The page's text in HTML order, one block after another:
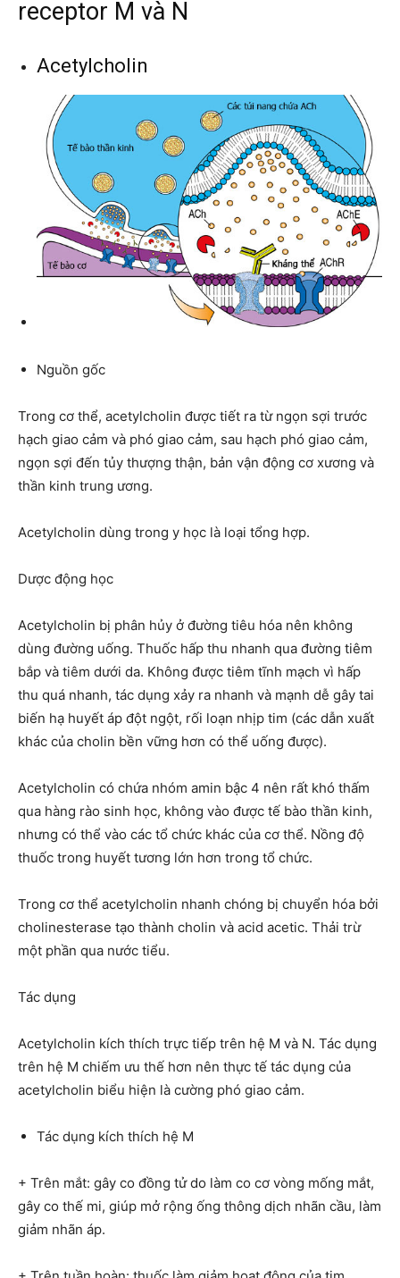
receptor M và N
Acetylcholin
Nguồn gốc
Trong cơ thể, acetylcholin được tiết ra từ ngọn sợi trước
hạch giao cảm và phó giao cảm, sau hạch phó giao cảm,
ngọn sợi đến tủy thượng thận, bản vận động cơ xương và
thần kinh trung ương.
Acetylcholin dùng trong y học là loại tổng hợp.
Dược động học
Acetylcholin bị phân hủy ở đường tiêu hóa nên không
dùng đường uống. Thuốc hấp thu nhanh qua đường tiêm
bắp và tiêm dưới da. Không được tiêm tĩnh mạch vì hấp
thu quá nhanh, tác dụng xảy ra nhanh và mạnh dễ gây tai
biến hạ huyết áp đột ngột, rối loạn nhịp tim (các dẫn xuất
khác của cholin bền vững hơn có thể uống được).
Acetylcholin có chứa nhóm amin bậc 4 nên rất khó thấm
qua hàng rào sinh học, không vào được tế bào thần kinh,
nhưng có thể vào các tổ chức khác của cơ thể. Nồng độ
thuốc trong huyết tương lớn hơn trong tổ chức.
Trong cơ thể acetylcholin nhanh chóng bị chuyển hóa bởi
cholinesterase tạo thành cholin và acid acetic. Thải trừ
một phần qua nước tiểu.
Tác dụng
Acetylcholin kích thích trực tiếp trên hệ M và N. Tác dụng
trên hệ M chiếm ưu thế hơn nên thực tế tác dụng của
acetylcholin biểu hiện là cường phó giao cảm.
Tác dụng kích thích hệ M
+ Trên mắt: gây co đồng tử do làm co cơ vòng mống mắt,
gây co thế mi, giúp mở rộng ống thông dịch nhãn cầu, làm
giảm nhãn áp.